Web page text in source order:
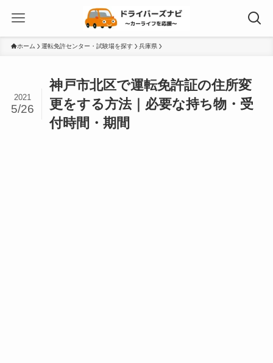
ホーム 運転免許センター・試験場を探す 兵庫県
神戸市北区で運転免許証の住所変
更をする方法｜必要な持ち物・受
付時間・期間
2021
5/26